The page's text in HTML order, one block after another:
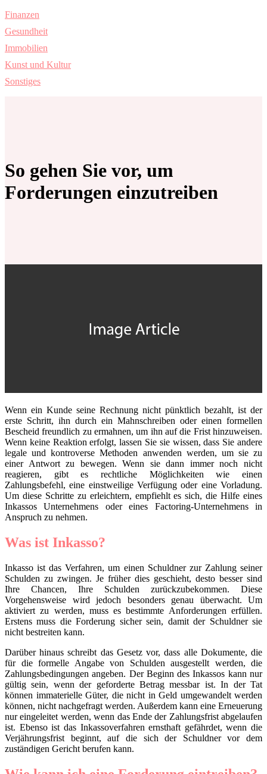
Finanzen
Gesundheit
Immobilien
Kunst und Kultur
Sonstiges
So gehen Sie vor, um
Forderungen einzutreiben
Wenn ein Kunde seine Rechnung nicht pünktlich bezahlt, ist der
erste Schritt, ihn durch ein Mahnschreiben oder einen formellen
Bescheid freundlich zu ermahnen, um ihn auf die Frist hinzuweisen.
Wenn keine Reaktion erfolgt, lassen Sie sie wissen, dass Sie andere
legale und kontroverse Methoden anwenden werden, um sie zu
einer Antwort zu bewegen. Wenn sie dann immer noch nicht
reagieren, gibt es rechtliche Möglichkeiten wie einen
Zahlungsbefehl, eine einstweilige Verfügung oder eine Vorladung.
Um diese Schritte zu erleichtern, empfiehlt es sich, die Hilfe eines
Inkassos Unternehmens oder eines Factoring-Unternehmens in
Anspruch zu nehmen.
Was ist Inkasso?
Inkasso ist das Verfahren, um einen Schuldner zur Zahlung seiner
Schulden zu zwingen. Je früher dies geschieht, desto besser sind
Ihre Chancen, Ihre Schulden zurückzubekommen. Diese
Vorgehensweise wird jedoch besonders genau überwacht. Um
aktiviert zu werden, muss es bestimmte Anforderungen erfüllen.
Erstens muss die Forderung sicher sein, damit der Schuldner sie
nicht bestreiten kann.
Darüber hinaus schreibt das Gesetz vor, dass alle Dokumente, die
für die formelle Angabe von Schulden ausgestellt werden, die
Zahlungsbedingungen angeben. Der Beginn des Inkassos kann nur
gültig sein, wenn der geforderte Betrag messbar ist. In der Tat
können immaterielle Güter, die nicht in Geld umgewandelt werden
können, nicht nachgefragt werden. Außerdem kann eine Erneuerung
nur eingeleitet werden, wenn das Ende der Zahlungsfrist abgelaufen
ist. Ebenso ist das Inkassoverfahren ernsthaft gefährdet, wenn die
Verjährungsfrist beginnt, auf die sich der Schuldner vor dem
zuständigen Gericht berufen kann.